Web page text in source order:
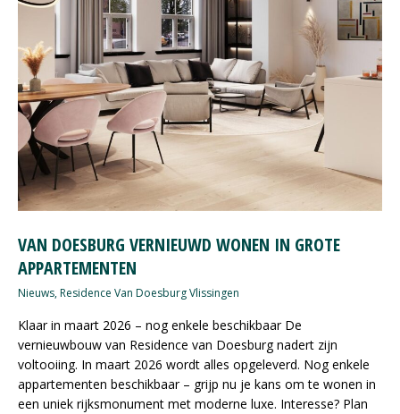
VAN DOESBURG VERNIEUWD WONEN IN GROTE
APPARTEMENTEN
Nieuws,Residence Van Doesburg Vlissingen
Klaar in maart 2026 – nog enkele beschikbaar De
vernieuwbouw van Residence van Doesburg nadert zijn
voltooiing. In maart 2026 wordt alles opgeleverd. Nog enkele
appartementen beschikbaar – grijp nu je kans om te wonen in
een uniek rijksmonument met moderne luxe. Interesse? Plan